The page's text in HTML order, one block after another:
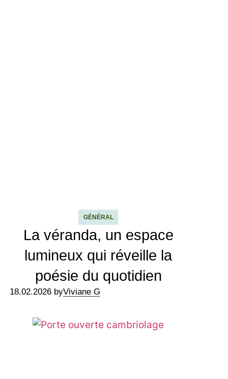
GÉNÉRAL
La véranda, un espace
lumineux qui réveille la
poésie du quotidien
18.02.2026 byViviane G